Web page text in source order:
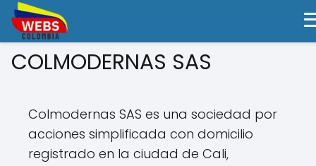
COLMODERNAS SAS
Colmodernas SAS es una sociedad por
acciones simplificada con domicilio
registrado en la ciudad de Cali,